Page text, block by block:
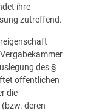
ihre
zutreffend.
des §
öffentlichen
die
deren